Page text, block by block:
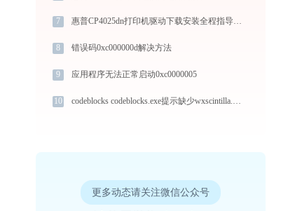
7 惠普CP4025dn打印机驱动下载安装全程指导，轻松解决打印问题
8 错误码0xc000000d解决方法
9 应用程序无法正常启动0xc0000005
10 codeblocks codeblocks.exe提示缺少wxscintilla.dll文件的解决办法
更多动态请关注微信公众号